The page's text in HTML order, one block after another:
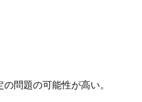
問題の可能性が高い。